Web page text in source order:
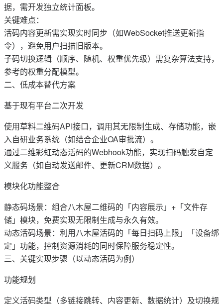
据，需开发独立统计面板‌。
关键难点‌：
活码内容更新需实现实时同步（如WebSocket推送更新指
令），避免用户扫描旧版本‌。
子码切换逻辑（顺序、随机、权重优先级）需复杂算法支持，
参考‌的权重分配模型‌。
二、‌低成本替代方案‌
基于现有平台二次开发‌
使用草料二维码API接口，调用其无限制生成、存储功能，嵌
入自研业务系统（如结合企业OA审批流）‌。
通过二维彩虹动态活码的Webhook功能，实现扫码触发自定
义服务（如自动发送邮件、更新CRM数据）‌。
模块化功能整合‌
静态码场景：组合八木屋二维码的「内容展示」+「文件存
储」模块，免费实现无限制生成与永久有效‌。
动态活码场景：利用八木屋活码的「每日扫码上限」「设备绑
定」功能，控制资源消耗的同时保障服务稳定性‌。
三、‌关键实现步骤‌（以动态活码为例）
功能规划‌
定义活码类型（多链接跳转、内容更新、数据统计）及切换规